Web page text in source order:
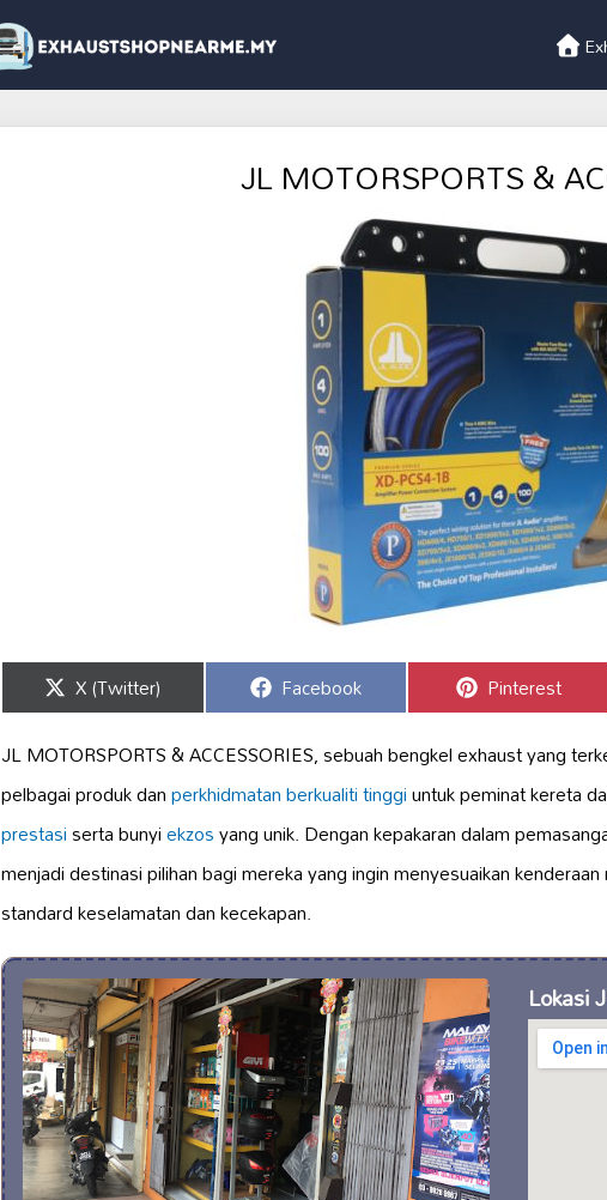
JL MOTORSPORTS &
Share
on
X (Twitter) Share
on
Facebook Share
on
Pinterest
JL MOTORSPORTS & ACCESSORIES, sebuah bengkel exhaust yang
pelbagai produk danperkhidmatan berkualiti tinggiuntuk peminat kereta
prestasiserta bunyiekzosyang unik. Dengan kepakaran dalam
menjadi destinasi pilihan bagi mereka yang ingin menyesuaikan
standard keselamatan dan kecekapan.
Lokasi